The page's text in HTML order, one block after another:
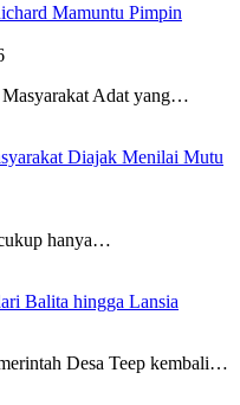
Mamuntu Pimpin
Adat yang…
Diajak Menilai Mutu
hanya…
Balita hingga Lansia
Desa Teep kembali…